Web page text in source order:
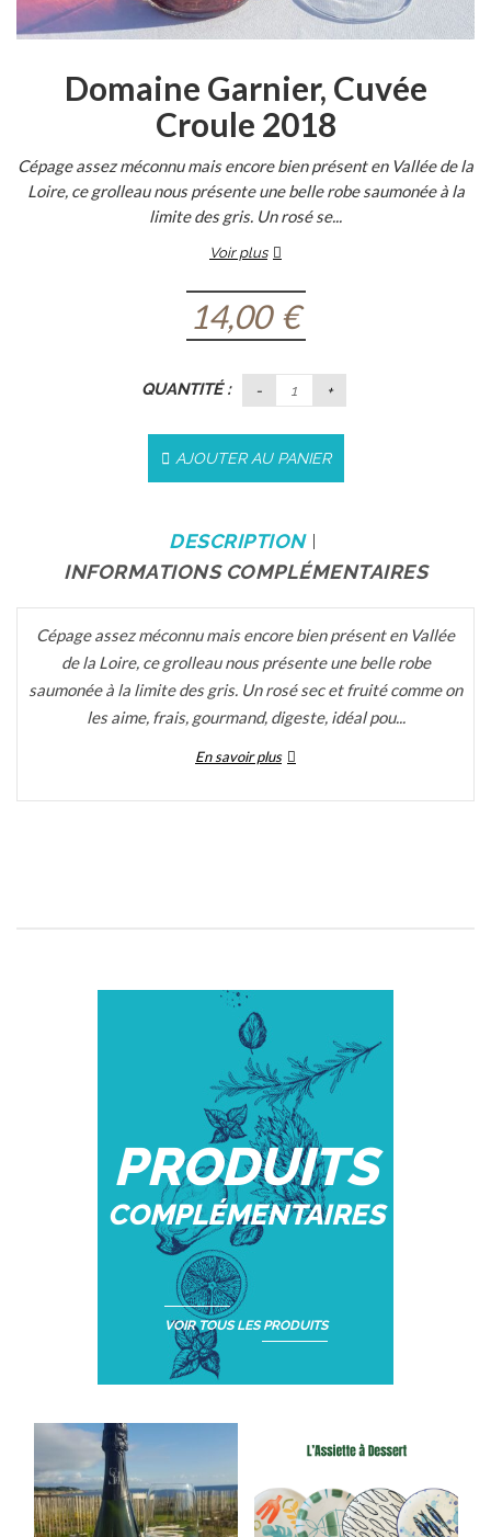
Domaine Garnier, Cuvée
Croule 2018
Cépage assez méconnu mais encore bien présent en Vallée de la
Loire, ce grolleau nous présente une belle robe saumonée à la
limite des gris. Un rosé se...
Voir plus
14,00 €
QUANTITÉ :
AJOUTER AU PANIER
DESCRIPTION
INFORMATIONS COMPLÉMENTAIRES
Cépage assez méconnu mais encore bien présent en Vallée
de la Loire, ce grolleau nous présente une belle robe
saumonée à la limite des gris. Un rosé sec et fruité comme on
les aime, frais, gourmand, digeste, idéal pou...
En savoir plus
PRODUITS
COMPLÉMENTAIRES
VOIR TOUS LES PRODUITS